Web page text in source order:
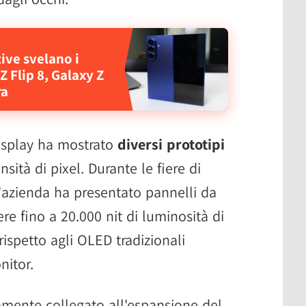
svelano i
Flip 8, Galaxy Z
ha mostrato diversi prototipi
di pixel. Durante le fiere di
ha presentato pannelli da
fino a 20.000 nit di luminosità di
agli OLED tradizionali